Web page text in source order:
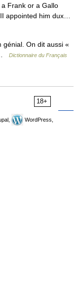
Frank or a Gallo
appointed him dux…
On dit aussi «
Dictionnaire du Français
18+
WordPress,